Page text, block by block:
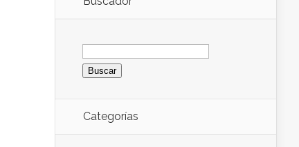
Buscar:
Categorías